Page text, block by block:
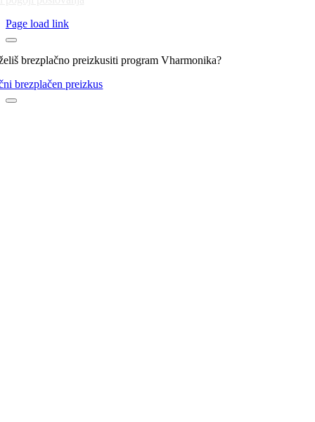
Page load link
brezplačno preizkusiti program Vharmonika?
brezplačen preizkus